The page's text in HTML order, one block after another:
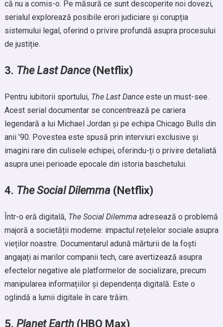
că nu a comis-o. Pe măsură ce sunt descoperite noi dovezi,
serialul explorează posibile erori judiciare și corupția
sistemului legal, oferind o privire profundă asupra procesului
de justiție.
3. The Last Dance(Netflix)
Pentru iubitorii sportului, The Last Danceeste un must-see.
Acest serial documentar se concentrează pe cariera
legendară a lui Michael Jordan și pe echipa Chicago Bulls din
anii ’90. Povestea este spusă prin interviuri exclusive și
imagini rare din culisele echipei, oferindu-ți o privire detaliată
asupra unei perioade epocale din istoria baschetului.
4. The Social Dilemma(Netflix)
Într-o eră digitală, The Social Dilemmaadresează o problemă
majoră a societății moderne: impactul rețelelor sociale asupra
vieților noastre. Documentarul adună mărturii de la foști
angajați ai marilor companii tech, care avertizează asupra
efectelor negative ale platformelor de socializare, precum
manipularea informațiilor și dependența digitală. Este o
oglindă a lumii digitale în care trăim.
5. Planet Earth(HBO Max)